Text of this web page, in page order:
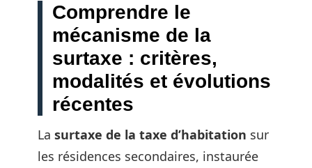
Comprendre le
mécanisme de la
surtaxe : critères,
modalités et évolutions
récentes
La surtaxe de la taxe d’habitation sur
les résidences secondaires, instaurée